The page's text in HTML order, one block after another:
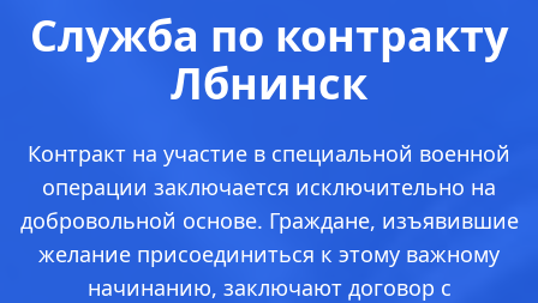
Служба по контракту
Лбнинск
Контракт на участие в специальной военной
операции заключается исключительно на
добровольной основе. Граждане, изъявившие
желание присоединиться к этому важному
начинанию, заключают договор с